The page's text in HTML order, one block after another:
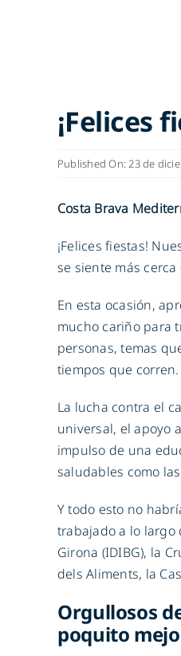
¡Felices
Published On: 23 de
Costa Brava
¡Felices fiestas!
se siente más
En esta ocasión,
mucho cariño para
personas, temas
tiempos que corren.
La lucha contra el
universal, el apoyo
impulso de una
saludables como
Y todo esto no
trabajado a lo largo
Girona (IDIBG), la
dels Aliments, la
Orgullosos
poquito